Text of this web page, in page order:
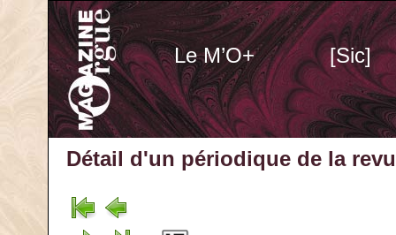
Le M’O+ [Sic]
Détail d'un périodique de la